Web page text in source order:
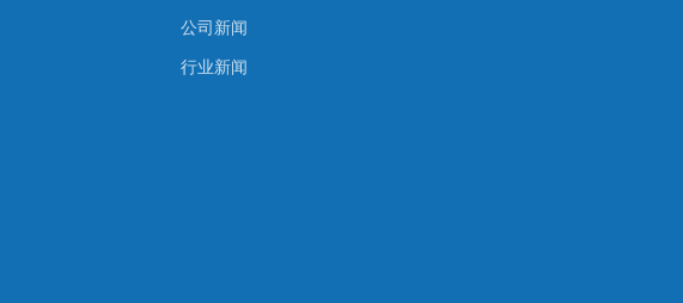
公司新闻
行业新闻